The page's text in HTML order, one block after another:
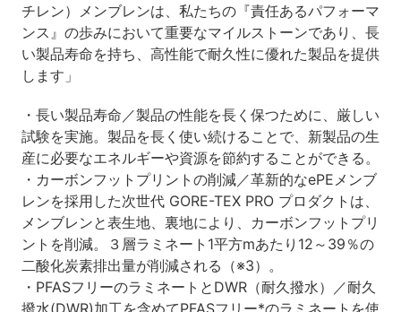
チレン）メンブレンは、私たちの『責任あるパフォーマ
ンス』の歩みにおいて重要なマイルストーンであり、長
い製品寿命を持ち、高性能で耐久性に優れた製品を提供
します」
・長い製品寿命／製品の性能を長く保つために、厳しい
試験を実施。製品を長く使い続けることで、新製品の生
産に必要なエネルギーや資源を節約することができる。
・カーボンフットプリントの削減／革新的なePEメンブ
レンを採用した次世代 GORE-TEX PRO プロダクトは、
メンブレンと表生地、裏地により、カーボンフットプリ
ントを削減。３層ラミネート1平方mあたり12～39％の
二酸化炭素排出量が削減される（※3）。
・PFASフリーのラミネートとDWR（耐久撥水）／耐久
撥水(DWR)加工を含めてPFASフリー*のラミネートを使